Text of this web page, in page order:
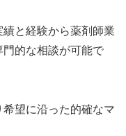
と経験から薬剤師業
的な相談が可能で
望に沿った的確なマ